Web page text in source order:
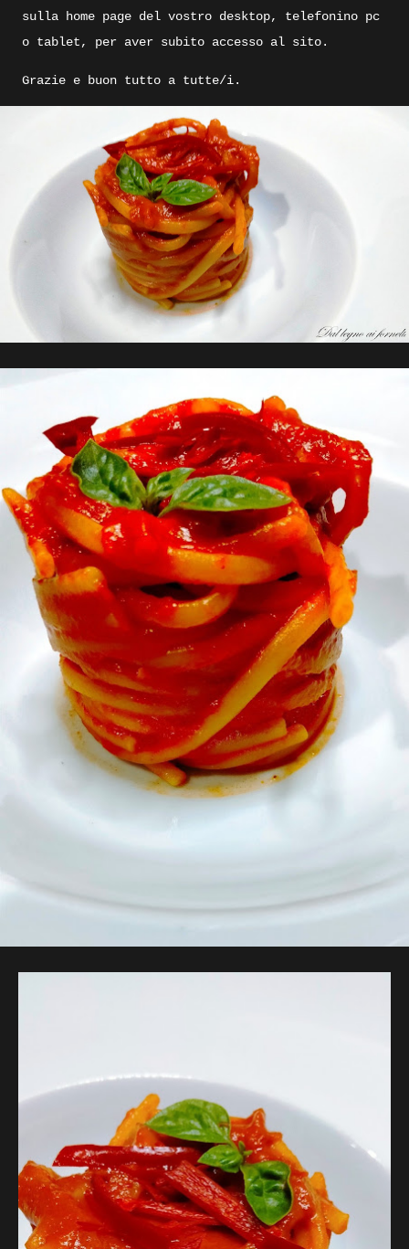
sulla home page del vostro desktop, telefonino pc
o tablet, per aver subito accesso al sito.
Grazie e buon tutto a tutte/i.